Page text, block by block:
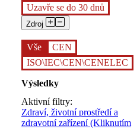
Uzavře se do 30 dnů
Zdroj
Vše
CEN
ISO\IEC\CEN\CENELEC
Výsledky
Aktivní filtry:
Zdraví, životní prostředí a
zdravotní zařízení(Kliknutím